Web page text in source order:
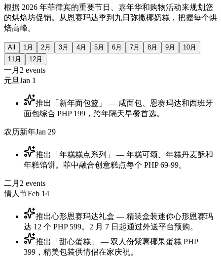
根据 2026 年菲律宾的重要节日、嘉年华和购物活动来规划您
的烘焙坊促销。从恩赛玛达季到九日弥撒椰奶糕，把握每个烘
焙高峰。
All 1月 2月 3月 4月 5月 6月 7月 8月 9月
10月
11月
12月
一月 2 events
元旦Jan 1
推出「新年面包篮」 — 咸面包、恩赛玛达和西班牙
面包综合 PHP 199，跨年隔天早餐首选。
农历新年Jan 29
推出「年糕糕点系列」 — 年糕可颂、年糕丹麦酥和
年糕馅饼。菲中融合创意糕点每个 PHP 69-99。
二月 2 events
情人节Feb 14
推出心形恩赛玛达礼盒 — 精装盒装迷你心形恩赛玛
达 12 个 PHP 599。2 月 7 日起通过外送平台预购。
推出「甜心蛋糕」 — 双人份紫薯椰果蛋糕 PHP
399，精美包装供情侣在家庆祝。